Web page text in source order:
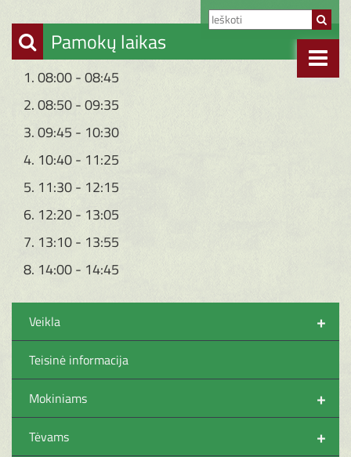
Pamokų laikas
1. 08:00 - 08:45
2. 08:50 - 09:35
3. 09:45 - 10:30
4. 10:40 - 11:25
5. 11:30 - 12:15
6. 12:20 - 13:05
7. 13:10 - 13:55
8. 14:00 - 14:45
+
Veikla
Teisinė informacija
+
Mokiniams
+
Tėvams